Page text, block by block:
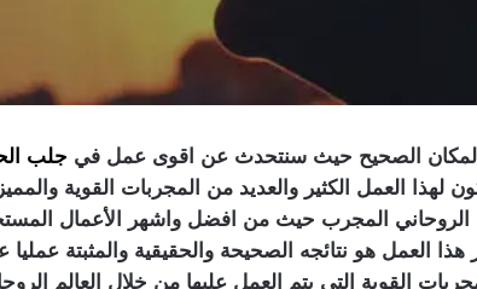
المكان الصحيح حيث سنتحدث عن اقوى عمل في جلب
لهذا العمل الكثير والعديد من المجربات القوية
الروحاني المجرب حيث من افضل واشهر الأعمال
هذا العمل هو نتائجه الصحيحة والحقيقية والمثبتة
القوية التي يتم العمل عليها من خلال العالم